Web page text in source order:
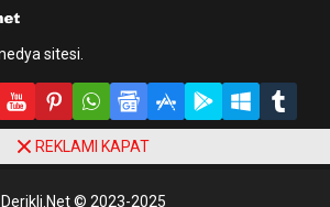
sitesi.
Derikli.Net © 2023-2025
REKLAMI KAPAT